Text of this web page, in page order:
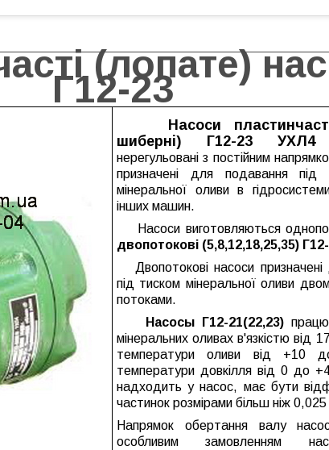
(лопате)
Г12-23
Насоси пластинчасті
шиберні) Г12-23 УХЛ4
нерегульовані з постійним
призначені для подавання під
мінеральної оливи в
інших машин.
Насоси виготовляються
двопотокові (5,8,12,18,25,35)
Двопотокові насоси
під тиском мінеральної оливи
потоками.
Насосы Г12-21(22,23)
мінеральних оливах в'язкістю від
температури оливи від +10
температури довкілля від 0 до
надходить у насос, має бути
частинок розмірами більш ніж
Напрямок обертання валу
особливим замовленням